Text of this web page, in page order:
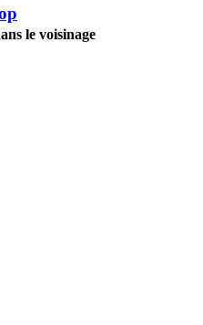
le voisinage